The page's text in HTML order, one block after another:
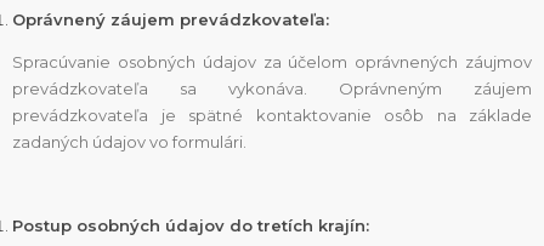
Oprávnený záujem prevádzkovateľa:
Spracúvanie osobných údajov za účelom oprávnených záujmov
prevádzkovateľa sa vykonáva. Oprávneným záujem
prevádzkovateľa je spätné kontaktovanie osôb na základe
zadaných údajov vo formulári.
Postup osobných údajov do tretích krajín: